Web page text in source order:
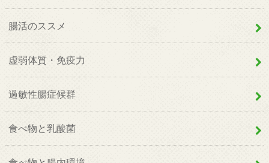
腸活のススメ
虚弱体質・免疫力
過敏性腸症候群
食べ物と乳酸菌